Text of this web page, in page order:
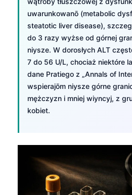
uwarunkowanō (metabolic
steatotic liver disease),
do 3 razy wyżse od górnej
niysze. W dorosłych ALT
7 do 56 U/L, chociaż niektóre
dane Pratiego z „Annals of
wspierajōm niysze górne
mężczyzn i mniej wiyncyj, z
kobiet.